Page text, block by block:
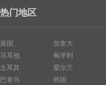
热门地区
美国
马耳他
土耳其
巴拿马
加拿大
匈牙利
爱尔兰
韩国